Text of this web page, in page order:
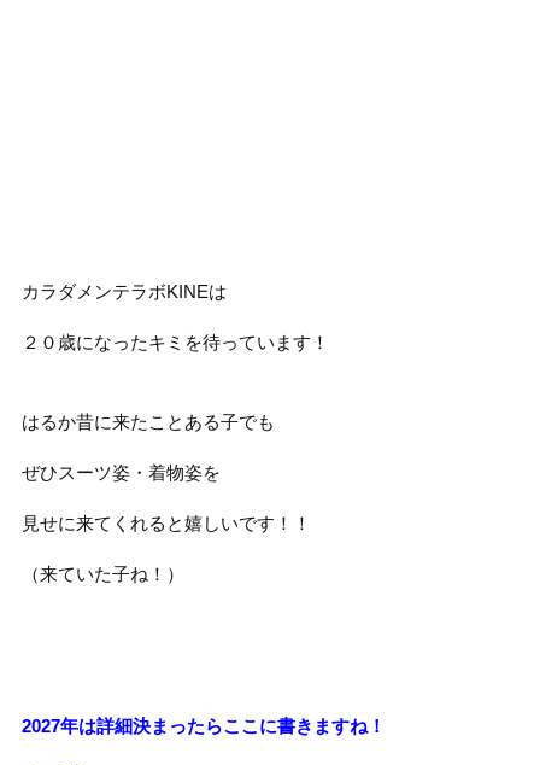
カラダメンテラボKINEは
２０歳になったキミを待っています！
はるか昔に来たことある子でも
ぜひスーツ姿・着物姿を
見せに来てくれると嬉しいです！！
（来ていた子ね！）
2027年は詳細決まったらここに書きますね！